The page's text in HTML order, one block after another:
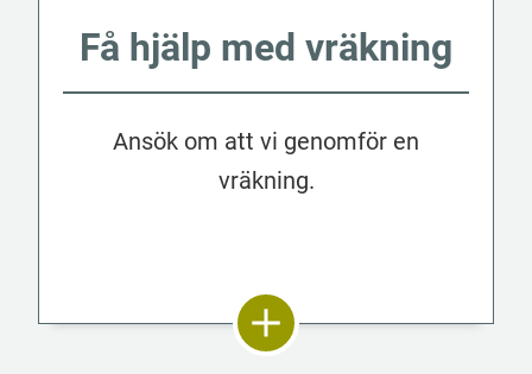
Få hjälp med vräkning
Ansök om att vi genomför en
vräkning.